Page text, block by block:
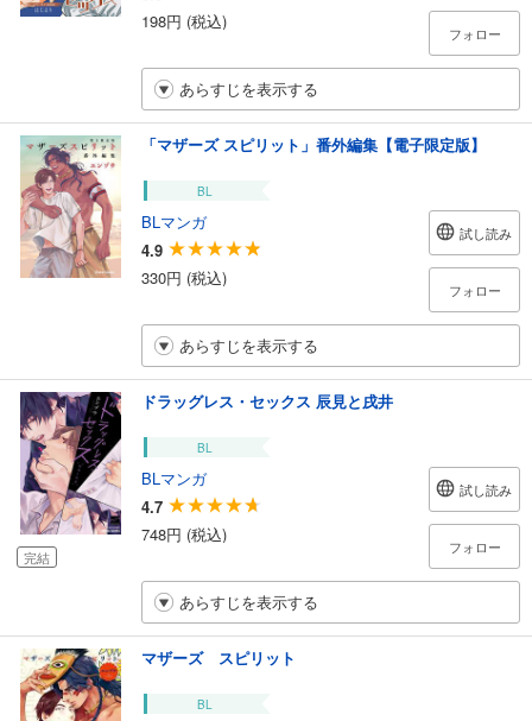
198円 (税込)
フォロー
あらすじを表示する
「マザーズ スピリット」番外編集【電子限定版】
BL
BLマンガ
4.9
330円 (税込)
試し読み
フォロー
あらすじを表示する
完結
ドラッグレス・セックス 辰見と戌井
BL
BLマンガ
4.7
748円 (税込)
試し読み
フォロー
あらすじを表示する
マザーズ スピリット
BL